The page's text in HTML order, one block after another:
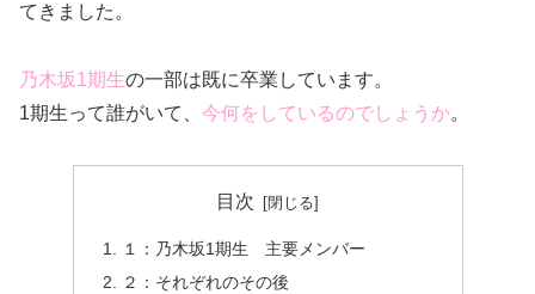
てきました。
乃木坂1期生の一部は既に卒業しています。
1期生って誰がいて、 今何をしているのでしょうか。
目次
１：乃木坂1期生 主要メンバー
２：それぞれのその後